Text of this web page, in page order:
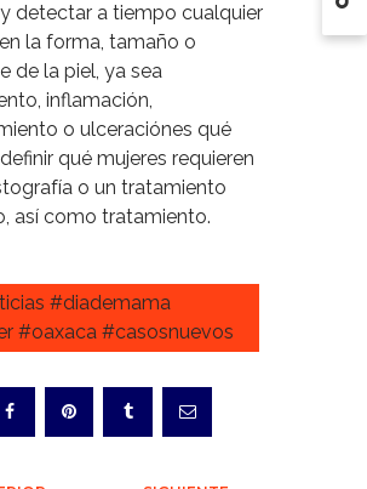
detectar a tiempo cualquier
la forma, tamaño o
de la piel, ya sea
inflamación,
o ulceraciónes qué
qué mujeres requieren
o un tratamiento
así como tratamiento.
#diademama
#oaxaca #casosnuevos